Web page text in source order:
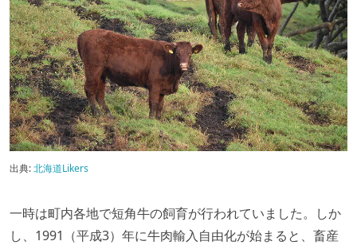
出典:北海道Likers
一時は町内各地で短角牛の飼育が行われていました。しか
し、1991（平成3）年に牛肉輸入自由化が始まると、畜産